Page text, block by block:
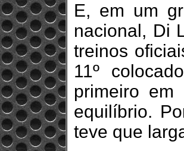
E, em um
nacional, Di
treinos
11º
primeiro em
equilíbrio.
teve que